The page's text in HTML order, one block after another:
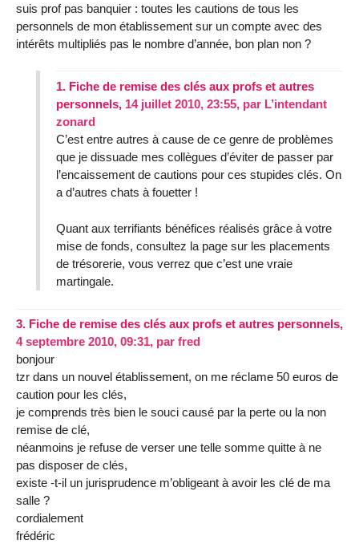
suis prof pas banquier : toutes les cautions de tous les
personnels de mon établissement sur un compte avec des
intérêts multipliés pas le nombre d’année, bon plan non ?
1. Fiche de remise des clés aux profs et autres
personnels, 14 juillet 2010, 23:55, par L’intendant
zonard
C’est entre autres à cause de ce genre de problèmes
que je dissuade mes collègues d’éviter de passer par
l’encaissement de cautions pour ces stupides clés. On
a d’autres chats à fouetter !
Quant aux terrifiants bénéfices réalisés grâce à votre
mise de fonds, consultez la page sur les placements
de trésorerie, vous verrez que c’est une vraie
martingale.
3. Fiche de remise des clés aux profs et autres personnels,
4 septembre 2010, 09:31, par fred
bonjour
tzr dans un nouvel établissement, on me réclame 50 euros de
caution pour les clés,
je comprends très bien le souci causé par la perte ou la non
remise de clé,
néanmoins je refuse de verser une telle somme quitte à ne
pas disposer de clés,
existe -t-il un jurisprudence m’obligeant à avoir les clé de ma
salle ?
cordialement
frédéric